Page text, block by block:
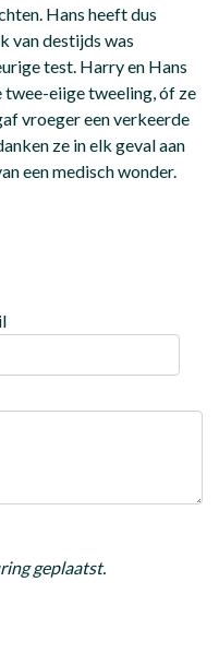
Hans heeft dus
van destijds was
test. Harry en Hans
twee-eiige tweeling, óf ze
vroeger een verkeerde
ze in elk geval aan
een medisch wonder.
geplaatst.